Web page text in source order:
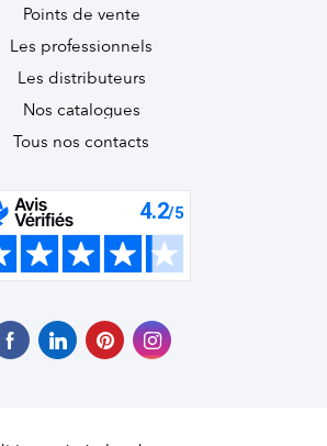
Points de vente
Les professionnels
Les distributeurs
Nos catalogues
Tous nos contacts